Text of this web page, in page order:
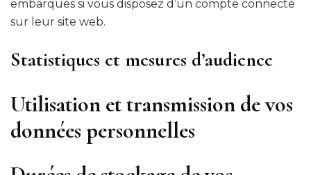
embarqués si vous disposez d’un compte connecté
sur leur site web.
Statistiques et mesures d’audience
Utilisation et transmission de vos
données personnelles